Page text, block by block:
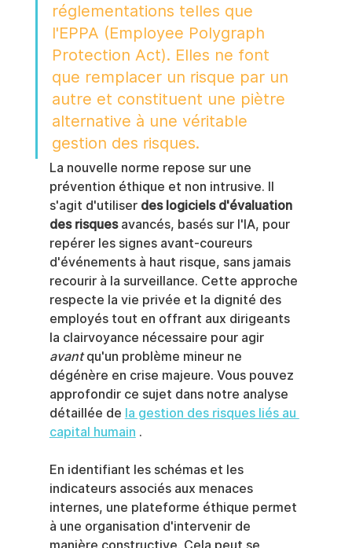
réglementations telles que
l'EPPA (Employee Polygraph
Protection Act). Elles ne font
que remplacer un risque par un
autre et constituent une piètre
alternative à une véritable
gestion des risques.
La nouvelle norme repose sur une
prévention éthique et non intrusive. Il
s'agit d'utiliser des logiciels d'évaluation
des risques avancés, basés sur l'IA, pour
repérer les signes avant-coureurs
d'événements à haut risque, sans jamais
recourir à la surveillance. Cette approche
respecte la vie privée et la dignité des
employés tout en offrant aux dirigeants
la clairvoyance nécessaire pour agir
avant qu'un problème mineur ne
dégénère en crise majeure. Vous pouvez
approfondir ce sujet dans notre analyse
détaillée de la gestion des risques liés au
capital humain .
En identifiant les schémas et les
indicateurs associés aux menaces
internes, une plateforme éthique permet
à une organisation d'intervenir de